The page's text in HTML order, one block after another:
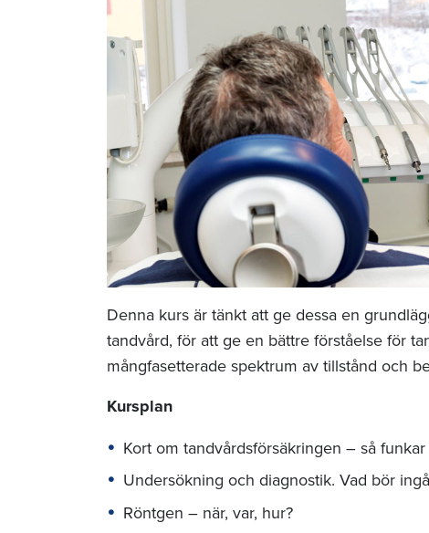
Denna kurs är tänkt att ge dessa en
tandvård, för att ge en bättre förståelse för
mångfasetterade spektrum av tillstånd och
Kursplan
Kort om tandvårdsförsäkringen – så funkar
Undersökning och diagnostik. Vad bör
Röntgen – när, var, hur?